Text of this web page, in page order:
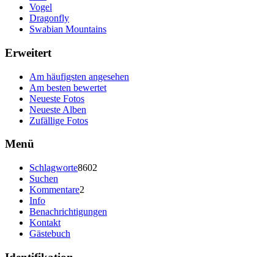
Vogel
Dragonfly
Swabian Mountains
Erweitert
Am häufigsten angesehen
Am besten bewertet
Neueste Fotos
Neueste Alben
Zufällige Fotos
Menü
Schlagworte8602
Suchen
Kommentare2
Info
Benachrichtigungen
Kontakt
Gästebuch